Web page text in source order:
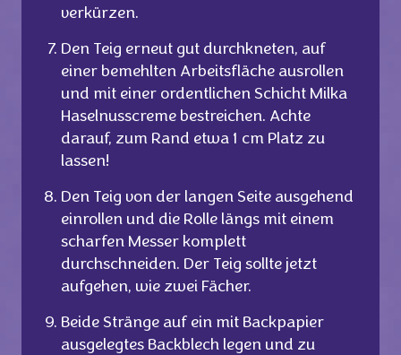
verkürzen.
Den Teig erneut gut durchkneten, auf
einer bemehlten Arbeitsfläche ausrollen
und mit einer ordentlichen Schicht Milka
Haselnusscreme bestreichen. Achte
darauf, zum Rand etwa 1 cm Platz zu
lassen!
Den Teig von der langen Seite ausgehend
einrollen und die Rolle längs mit einem
scharfen Messer komplett
durchschneiden. Der Teig sollte jetzt
aufgehen, wie zwei Fächer.
Beide Stränge auf ein mit Backpapier
ausgelegtes Backblech legen und zu